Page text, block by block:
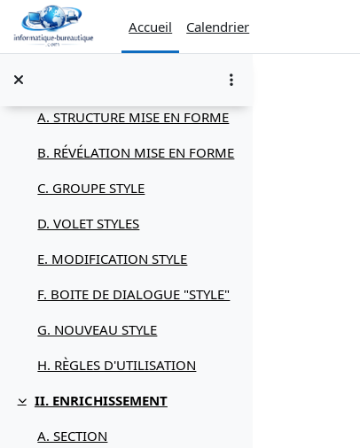
Passer au contenu principal
Accueil
Calendrier
Icônes
Replier
I. LE STYLE
A. STRUCTURE MISE EN FORME
B. RÉVÉLATION MISE EN FORME
C. GROUPE STYLE
D. VOLET STYLES
E. MODIFICATION STYLE
F. BOITE DE DIALOGUE "STYLE"
G. NOUVEAU STYLE
H. RÈGLES D'UTILISATION
Replier
II. ENRICHISSEMENT
A. SECTION